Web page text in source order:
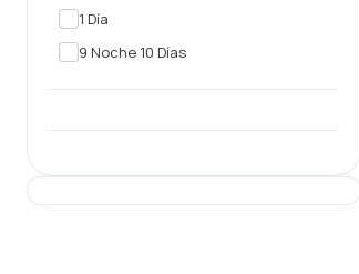
1 Día
9 Noche 10 Días